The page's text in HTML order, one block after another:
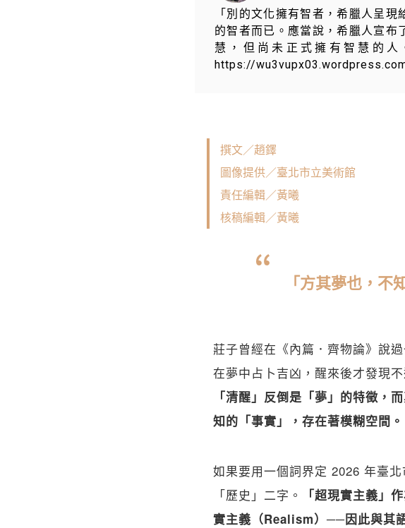
「別的文化擁有智者，希臘人呈
的智者而已。應當說，希臘人宣布
慧，但尚未正式擁有智慧的
https://
撰文／趙鐸
圖像提供／臺北市立美術館
責任編輯／黃曦
核稿編輯／黃曦
「方其夢也，
莊子曾經在《內篇．齊物論》說
在夢中占卜吉凶，醒來後才發現
「清醒」反倒是「夢」的特徵，
知的「事實」，存在著模糊空間。
如果要用一個詞界定 2026 年臺
「歷史」二字。
「超現實主義」
實主義（Realism）──因此與其